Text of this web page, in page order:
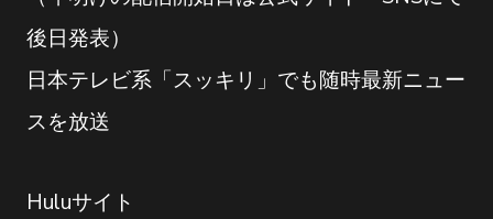
後日発表）
日本テレビ系「スッキリ」でも随時最新ニュー
スを放送
Huluサイト